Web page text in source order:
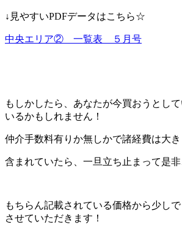
↓見やすいPDFデータはこちら☆
中央エリア② 一覧表 ５月号
もしかしたら、あなたが今買おうとし
いるかもしれません！
仲介手数料有りか無しかで諸経費は大き
含まれていたら、一旦立ち止まって是非
もちらん記載されている価格から少し
させていただきます！